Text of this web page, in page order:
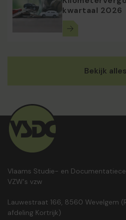
kwartaal 2026
Bekijk alles
Vlaams Studie- en
VZW's vzw
Lauwestraat 166, 8560 Wevelgem
afdeling Kortrijk)